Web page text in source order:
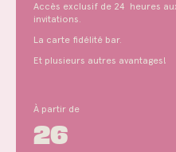
Accès exclusif de 24 heures
invitations.
La carte fidélité bar.
Et plusieurs autres avantages!
À partir de
26